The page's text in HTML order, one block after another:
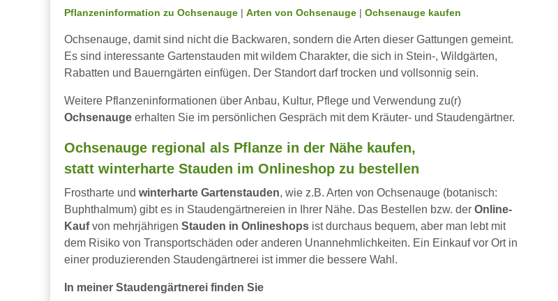
Pflanzeninformation zu Ochsenauge Arten von Ochsenauge Ochsenauge kaufen
Ochsenauge, damit sind nicht die Backwaren, sondern die Arten dieser Gattungen gemeint.
Es sind interessante Gartenstauden mit wildem Charakter, die sich in Stein-, Wildgärten,
Rabatten und Bauerngärten einfügen. Der Standort darf trocken und vollsonnig sein.
Weitere Pflanzeninformationen über Anbau, Kultur, Pflege und Verwendung zu(r)
Ochsenauge erhalten Sie im persönlichen Gespräch mit dem Kräuter- und Staudengärtner.
Ochsenauge regional als Pflanze in der Nähe kaufen,
statt winterharte Stauden im Onlineshop zu bestellen
Frostharte und winterharte Gartenstauden, wie z.B. Arten von Ochsenauge (botanisch:
Buphthalmum) gibt es in Staudengärtnereien in Ihrer Nähe. Das Bestellen bzw. der Online-
Kaufvon mehrjährigen Stauden in Onlineshops ist durchaus bequem, aber man lebt mit
dem Risiko von Transportschäden oder anderen Unannehmlichkeiten. Ein Einkauf vor Ort in
einer produzierenden Staudengärtnerei ist immer die bessere Wahl.
In meiner Staudengärtnerei finden Sie